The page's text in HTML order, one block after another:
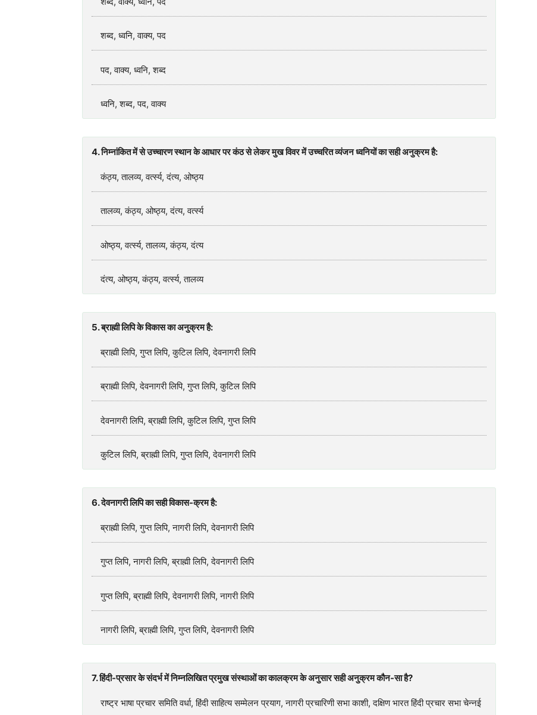
शब्द, ध्वनि, वाक्य, पद
पद, वाक्य, ध्वनि, शब्द
ध्वनि, शब्द, पद, वाक्य
4. निम्नांकित में से उच्चारण स्थान के आधार पर कंठ से लेकर मुख विवर में उच्चरित व्यंजन ध्वनियों का सही अनुक्रम है:
कंठ्य, तालव्य, वर्त्स्य, दंत्य, ओष्ठ्य
तालव्य, कंठ्य, ओष्ठ्य, दंत्य, वर्त्स्य
ओष्ठ्य, वर्त्स्य, तालव्य, कंठ्य, दंत्य
दंत्य, ओष्ठ्य, कंठ्य, वर्त्स्य, तालव्य
5. ब्राह्मी लिपि के विकास का अनुक्रम है:
ब्राह्मी लिपि, गुप्त लिपि, कुटिल लिपि, देवनागरी लिपि
ब्राह्मी लिपि, देवनागरी लिपि, गुप्त लिपि, कुटिल लिपि
देवनागरी लिपि, ब्राह्मी लिपि, कुटिल लिपि, गुप्त लिपि
कुटिल लिपि, ब्राह्मी लिपि, गुप्त लिपि, देवनागरी लिपि
6. देवनागरी लिपि का सही विकास-क्रम है:
ब्राह्मी लिपि, गुप्त लिपि, नागरी लिपि, देवनागरी लिपि
गुप्त लिपि, नागरी लिपि, ब्राह्मी लिपि, देवनागरी लिपि
गुप्त लिपि, ब्राह्मी लिपि, देवनागरी लिपि, नागरी लिपि
नागरी लिपि, ब्राह्मी लिपि, गुप्त लिपि, देवनागरी लिपि
7. हिंदी-प्रसार के संदर्भ में निम्नलिखित प्रमुख संस्थाओं का कालक्रम के अनुसार सही अनुक्रम कौन-सा है?
राष्ट्र भाषा प्रचार समिति वर्धा, हिंदी साहित्य सम्मेलन प्रयाग, नागरी प्रचारिणी सभा काशी, दक्षिण भारत हिंदी प्रचार सभा चेन्नई